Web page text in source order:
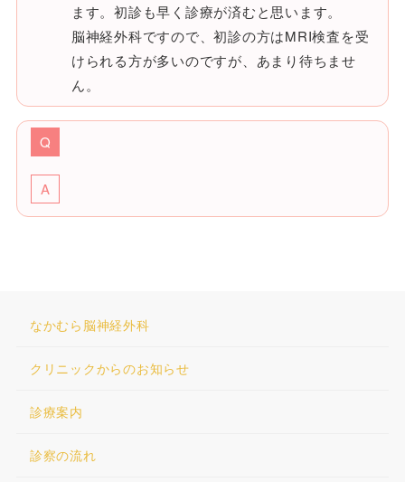
ます。初診も早く診療が済むと思います。
脳神経外科ですので、初診の方はMRI検査を受
けられる方が多いのですが、あまり待ちませ
ん。
なかむら脳神経外科
クリニックからのお知らせ
診療案内
診察の流れ